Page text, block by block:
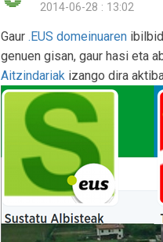
2014-06-28 : 13:02
Gaur .EUS domeinuaren
genuen gisan, gaur hasi eta
Aitzindariak izango dira